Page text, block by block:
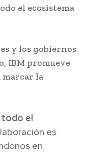
el ecosistema
y los gobiernos
IBM promueve
marcar la
todo el
es
en